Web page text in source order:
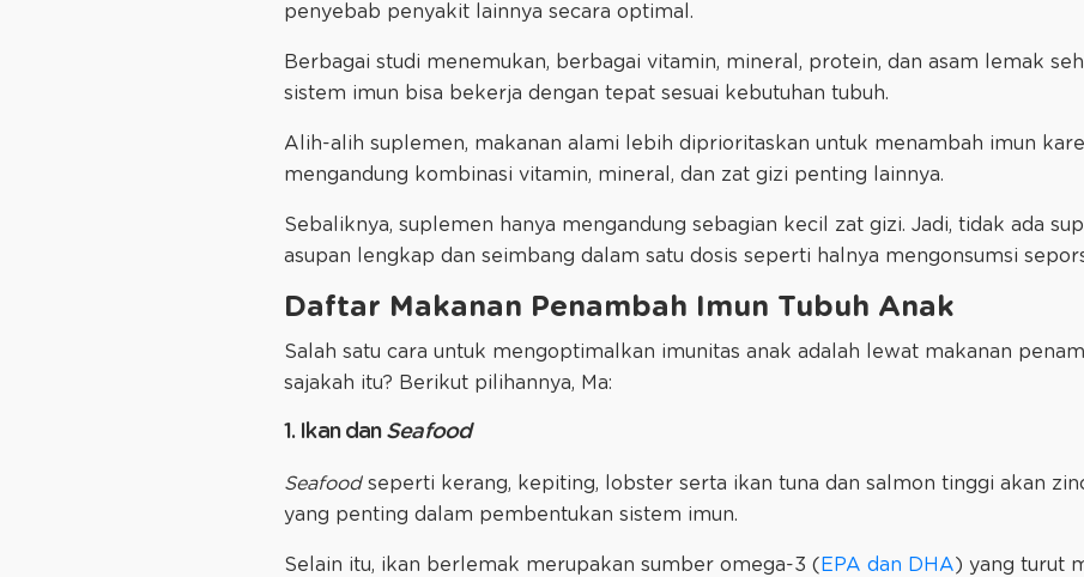
penyebab penyakit lainnya secara optimal.
Berbagai studi menemukan, berbagai vitamin, mineral, protein, dan asam lemak
sistem imun bisa bekerja dengan tepat sesuai kebutuhan tubuh.
Alih-alih suplemen, makanan alami lebih diprioritaskan untuk menambah imun
mengandung kombinasi vitamin, mineral, dan zat gizi penting lainnya.
Sebaliknya, suplemen hanya mengandung sebagian kecil zat gizi. Jadi, tidak ada
asupan lengkap dan seimbang dalam satu dosis seperti halnya mengonsumsi
Daftar Makanan Penambah Imun Tubuh Anak
Salah satu cara untuk mengoptimalkan imunitas anak adalah lewat makanan
sajakah itu? Berikut pilihannya, Ma:
1. Ikan dan Seafood
Seafood seperti kerang, kepiting, lobster serta ikan tuna dan salmon tinggi akan
yang penting dalam pembentukan sistem imun.
Selain itu, ikan berlemak merupakan sumber omega-3 ( EPA dan DHA) yang turut